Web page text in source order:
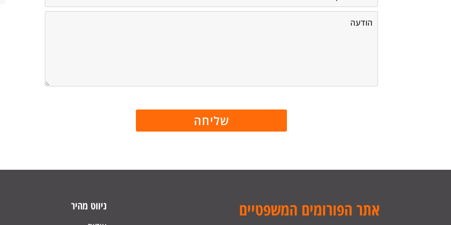
אתר הפורומים המשפטיים ניווט מהיר